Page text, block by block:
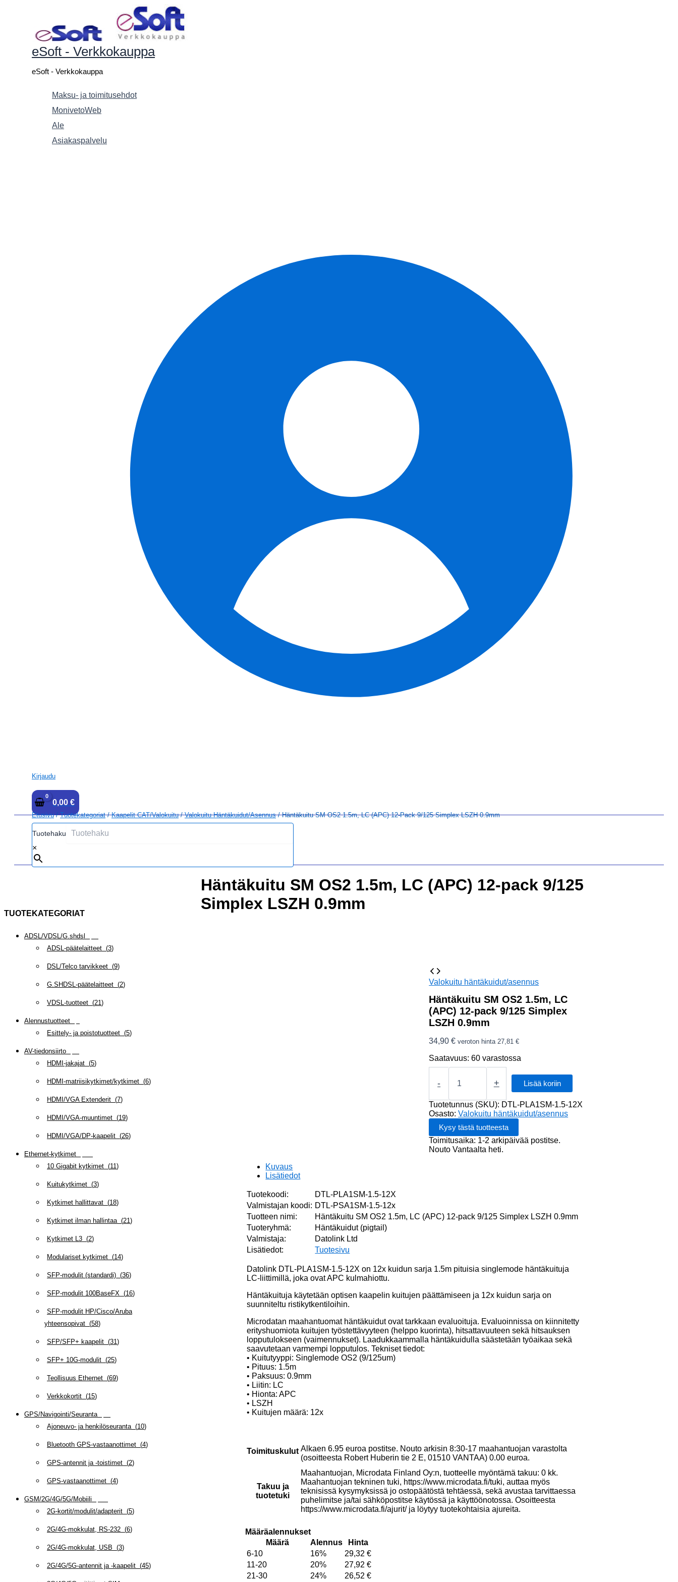
eSoft - Verkkokauppa
eSoft - Verkkokauppa
Maksu- ja toimitusehdot
MonivetoWeb
Ale
Asiakaspalvelu
Kirjaudu
0,00€
Etusivu/Tuotekategoriat/Kaapelit CAT/Valokuitu/Valokuitu Häntäkuidut/asennus/ Häntäkuitu SM OS2 1.5m, LC (APC) 12-Pack 9/125 Simplex LSZH 0.9mm
Tuotehaku
×
TUOTEKATEGORIAT
ADSL/VDSL/G.shdsl
ADSL-päätelaitteet (3)
DSL/Telco tarvikkeet (9)
G.SHDSL-päätelaitteet (2)
VDSL-tuotteet (21)
Alennustuotteet
Esittely- ja poistotuotteet (5)
AV-tiedonsiirto
HDMI-jakajat (5)
HDMI-matriisikytkimet/kytkimet (6)
HDMI/VGA Extenderit (7)
HDMI/VGA-muuntimet (19)
HDMI/VGA/DP-kaapelit (26)
Ethernet-kytkimet
10 Gigabit kytkimet (11)
Kuitukytkimet (3)
Kytkimet hallittavat (18)
Kytkimet ilman hallintaa (21)
Kytkimet L3 (2)
Modulariset kytkimet (14)
SFP-modulit (standardi) (36)
SFP-modulit 100BaseFX (16)
SFP-modulit HP/Cisco/Aruba
yhteensopivat (58)
SFP/SFP+ kaapelit (31)
SFP+ 10G-modulit (25)
Teollisuus Ethernet (69)
Verkkokortit (15)
GPS/Navigointi/Seuranta
Ajoneuvo- ja henkilöseuranta (10)
Bluetooth GPS-vastaanottimet (4)
GPS-antennit ja -toistimet (2)
GPS-vastaanottimet (4)
GSM/2G/4G/5G/Mobiili
2G-kortit/modulit/adapterit (5)
2G/4G-mokkulat, RS-232 (6)
2G/4G-mokkulat, USB (3)
2G/4G/5G-antennit ja -kaapelit (45)
Häntäkuitu SM OS2 1.5m, LC (APC) 12-pack 9/125
Simplex LSZH 0.9mm
Valokuitu häntäkuidut/asennus
Häntäkuitu SM OS2 1.5m, LC
(APC) 12-pack 9/125 Simplex
LSZH 0.9mm
34,90€ veroton hinta 27,81€
Saatavuus: 60 varastossa
-
Häntäkuitu
1.5m,
LC
(APC)
pack
9/125
+ Lisää koriin
Tuotetunnus (SKU): DTL-PLA1SM-1.5-12X
Osasto:Valokuitu häntäkuidut/asennus
Toimitusaika: 1-2 arkipäivää postitse.
Nouto Vantaalta heti.
Kuvaus
Lisätiedot
Tuotekoodi:
DTL-PLA1SM-1.5-12X
Valmistajan koodi: DTL-PSA1SM-1.5-12x
Tuotteen nimi:
Häntäkuitu SM OS2 1.5m, LC (APC) 12-pack 9/125 Simplex LSZH 0.9mm
Tuoteryhmä:
Häntäkuidut (pigtail)
Valmistaja:
Datolink Ltd
Lisätiedot:
Tuotesivu
Datolink DTL-PLA1SM-1.5-12X on 12x kuidun sarja 1.5m pituisia singlemode häntäkuituja
LC-liittimillä, joka ovat APC kulmahiottu.
Häntäkuituja käytetään optisen kaapelin kuitujen päättämiseen ja 12x kuidun sarja on
suunniteltu ristikytkentiloihin.
Microdatan maahantuomat häntäkuidut ovat tarkkaan evaluoituja. Evaluoinnissa on kiinnitetty
erityshuomiota kuitujen työstettävyyteen (helppo kuorinta), hitsattavuuteen sekä hitsauksen
lopputulokseen (vaimennukset). Laadukkaammalla häntäkuidulla säästetään työaikaa sekä
saavutetaan varmempi lopputulos. Tekniset tiedot:
• Kuitutyyppi: Singlemode OS2 (9/125um)
• Pituus: 1.5m
• Paksuus: 0.9mm
• Liitin: LC
• Hionta: APC
• LSZH
• Kuitujen määrä: 12x
Toimituskulut Alkaen 6.95 euroa postitse. Nouto arkisin 8:30-17 maahantuojan varastolta
(osoitteesta Robert Huberin tie 2 E, 01510 VANTAA) 0.00 euroa.
Takuu ja
tuotetuki
Maahantuojan, Microdata Finland Oy:n, tuotteelle myöntämä takuu: 0 kk.
Maahantuojan tekninen tuki, https://www.microdata.fi/tuki, auttaa myös
teknisissä kysymyksissä jo ostopäätöstä tehtäessä, sekä avustaa tarvittaessa
puhelimitse ja/tai sähköpostitse käytössä ja käyttöönotossa. Osoitteesta
https://www.microdata.fi/ajurit/ ja löytyy tuotekohtaisia ajureita.
Määräalennukset
Määrä
Alennus
Hinta
6-10
16% 29,32€
11-20
20% 27,92€
21-30
24% 26,52€